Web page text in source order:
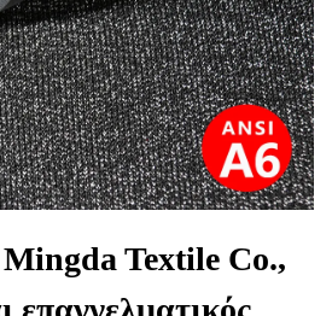
Textile Co.,